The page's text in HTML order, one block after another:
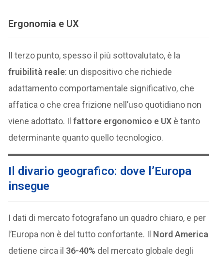
Ergonomia e UX
Il terzo punto, spesso il più sottovalutato, è la
fruibilità reale: un dispositivo che richiede
adattamento comportamentale significativo, che
affatica o che crea frizione nell’uso quotidiano non
viene adottato. Ilfattore ergonomico e UX è tanto
determinante quanto quello tecnologico.
Il divario geografico: dove l’Europa
insegue
I dati di mercato fotografano un quadro chiaro, e per
l’Europa non è del tutto confortante. Il Nord America
detiene circa il 36-40% del mercato globale degli